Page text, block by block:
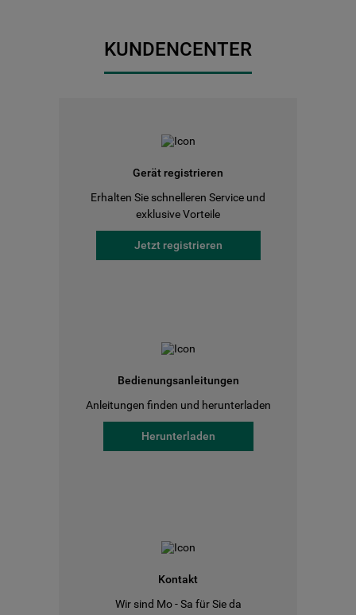
KUNDENCENTER
Gerät registrieren
Erhalten Sie schnelleren Service und
exklusive Vorteile
Jetzt registrieren
Bedienungsanleitungen
Anleitungen finden und herunterladen
Herunterladen
Kontakt
Wir sind Mo - Sa für Sie da